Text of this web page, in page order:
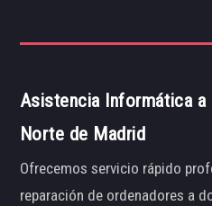
Asistencia Informática
Norte de Madrid
Ofrecemos servicio rápido
reparación de ordenadores a